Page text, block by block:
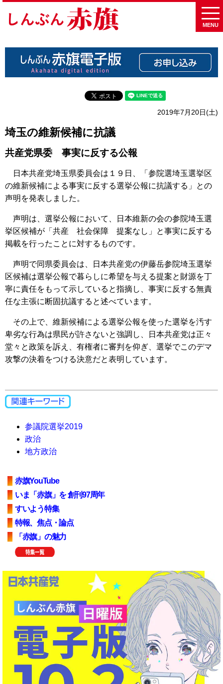
MENU
2019年7月20日(土)
埼玉の維新候補に抗議
共産党県委 事実に反する公報
日本共産党埼玉県委員会は１９日、「参院選埼玉選挙区
の維新候補による事実に反する選挙公報に抗議する」との
声明を発表しました。
声明は、選挙公報において、日本維新の会の参院埼玉選
挙区候補が「共産 社会保障 提案なし」と事実に反する
掲載を行ったことに対するものです。
声明で同県委員会は、日本共産党の伊藤岳参院埼玉選挙
区候補は選挙公報で暮らしに希望を与える提案と財源を丁
寧に責任をもって示していると指摘し、事実に反する無責
任な主張に断固抗議すると述べています。
その上で、維新候補による選挙公報を使った選挙を汚す
卑劣な行為は県民が許さないと強調し、日本共産党は正々
堂々と政策を訴え、有権者に審判を仰ぎ、選挙でこのデマ
攻撃の決着をつける決意だと表明しています。
参議院選挙2019
政治
地方政治
赤旗YouTube
いま「赤旗」を 創刊97周年
すいよう特集
特報、焦点・論点
「赤旗」の魅力